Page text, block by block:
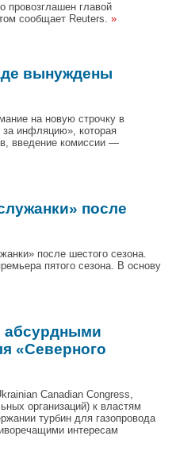
провозглашен главой
сообщает Reuters. »
вынуждены
на новую строчку в
инфляцию», которая
введение комиссии —
после
после шестого сезона.
пятого сезона. В основу
абсурдными
«Северного
Canadian Congress,
организаций) к властям
турбин для газопровода
интересам